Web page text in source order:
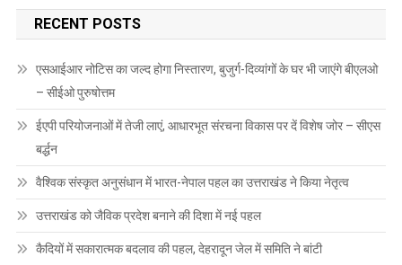
RECENT POSTS
एसआईआर नोटिस का जल्द होगा निस्तारण, बुजुर्ग-दिव्यांगों के घर भी जाएंगे बीएलओ
– सीईओ पुरुषोत्तम
ईएपी परियोजनाओं में तेजी लाएं, आधारभूत संरचना विकास पर दें विशेष जोर – सीएस
बर्द्धन
वैश्विक संस्कृत अनुसंधान में भारत-नेपाल पहल का उत्तराखंड ने किया नेतृत्व
उत्तराखंड को जैविक प्रदेश बनाने की दिशा में नई पहल
कैदियों में सकारात्मक बदलाव की पहल, देहरादून जेल में समिति ने बांटी